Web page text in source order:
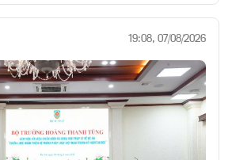
19:08, 07/08/2026